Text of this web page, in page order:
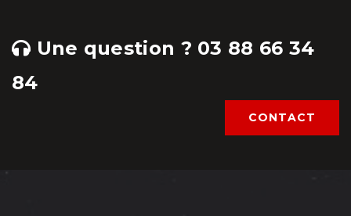
Une question ? 03 88 66 34
84
CONTACT